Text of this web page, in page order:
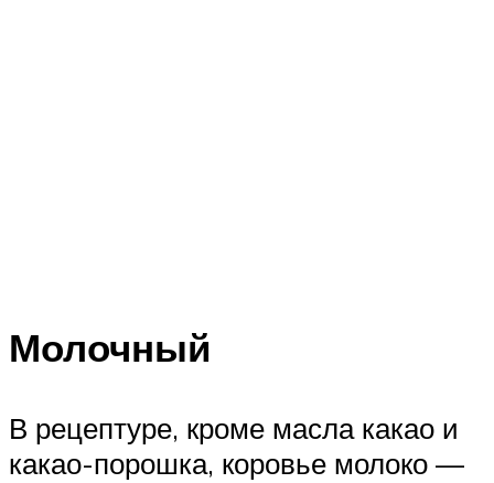
Молочный
В рецептуре, кроме масла какао и
какао-порошка, коровье молоко —